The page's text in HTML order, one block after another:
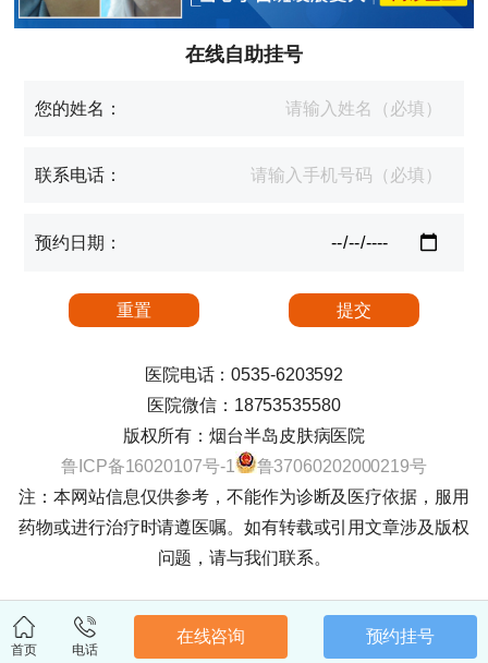
在线自助挂号
您的姓名：
联系电话：
预约日期：
医院电话：0535-6203592
医院微信：18753535580
版权所有：烟台半岛皮肤病医院
鲁ICP备16020107号-1
鲁37060202000219号
注：本网站信息仅供参考，不能作为诊断及医疗依据，服用
药物或进行治疗时请遵医嘱。如有转载或引用文章涉及版权
问题，请与我们联系。
首页 电话
在线咨询 预约挂号